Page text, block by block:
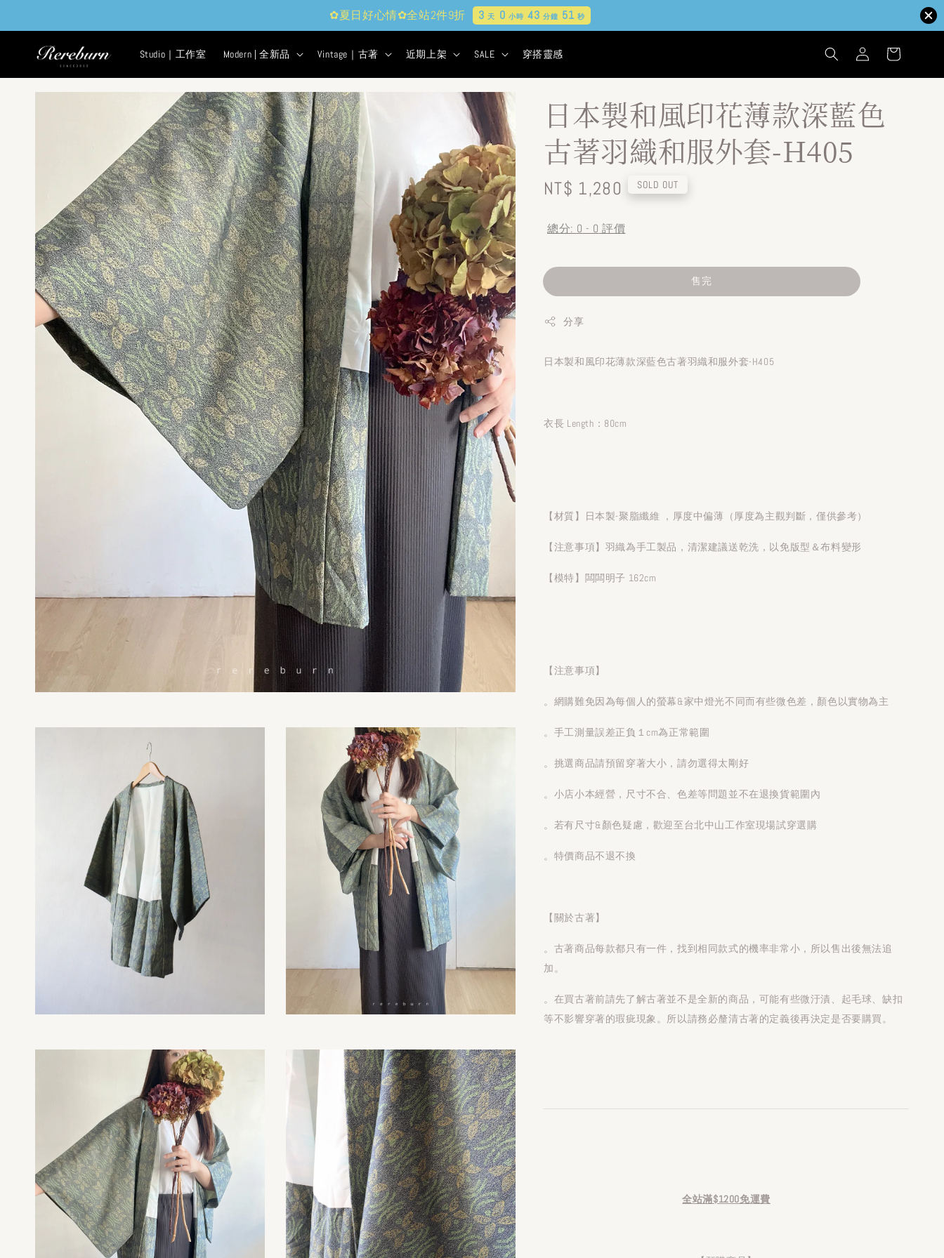
✿夏日好心情✿全站2件9折 3天 0小時 43分鐘 49秒
Studio｜工作室 Modern | 全新品 Vintage｜古著 近期上架 SALE 穿搭靈感
日本製和風印花薄款深藍色
古著羽織和服外套-H405
Regular
NT$ 1,280 SOLD OUT
總分: 0 - 0 評價
售完
分享
日本製和風印花薄款深藍色古著羽織和服外套-H405
衣長 Length：80cm
【材質】日本製-聚脂纖維 ，厚度中偏薄（厚度為主觀判斷，僅供參考）
【注意事項】羽織為手工製品，清潔建議送乾洗，以免版型＆布料變形
【模特】闆闆明子 162cm
【注意事項】
。網購難免因為每個人的螢幕&家中燈光不同而有些微色差，顏色以實物為主
。手工測量誤差正負１cm為正常範圍
。挑選商品請預留穿著大小，請勿選得太剛好
。小店小本經營，尺寸不合、色差等問題並不在退換貨範圍內
。若有尺寸&顏色疑慮，歡迎至台北中山工作室現場試穿選購
。特價商品不退不換
【關於古著】
。古著商品每款都只有一件，找到相同款式的機率非常小，所以售出後無法追
加。
。在買古著前請先了解古著並不是全新的商品，可能有些微汙漬、起毛球、缺扣
等不影響穿著的瑕疵現象。所以請務必釐清古著的定義後再決定是否要購買。
全站滿$1200免運費